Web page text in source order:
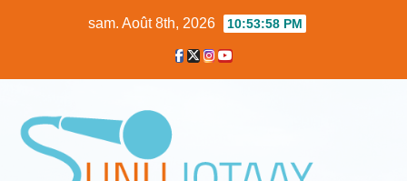
sam. Août 8th, 2026 10:53:59 PM